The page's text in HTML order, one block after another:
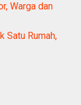
Warga dan
Satu Rumah,